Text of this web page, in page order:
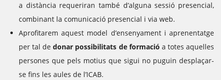
a distància requeriran també d’alguna sessió presencial,
combinant la comunicació presencial i via web.
Aprofitarem aquest model d’ensenyament i aprenentatge
per tal dedonar possibilitats de formació a totes aquelles
persones que pels motius que sigui no puguin desplaçar-
se fins les aules de l’ICAB.